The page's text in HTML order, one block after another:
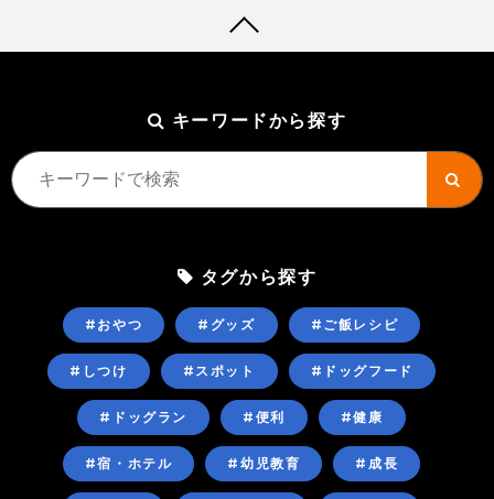
キーワードから探す
タグから探す
#おやつ #グッズ #ご飯レシピ
#しつけ #スポット #ドッグフード
#ドッグラン #便利 #健康
#宿・ホテル #幼児教育 #成長